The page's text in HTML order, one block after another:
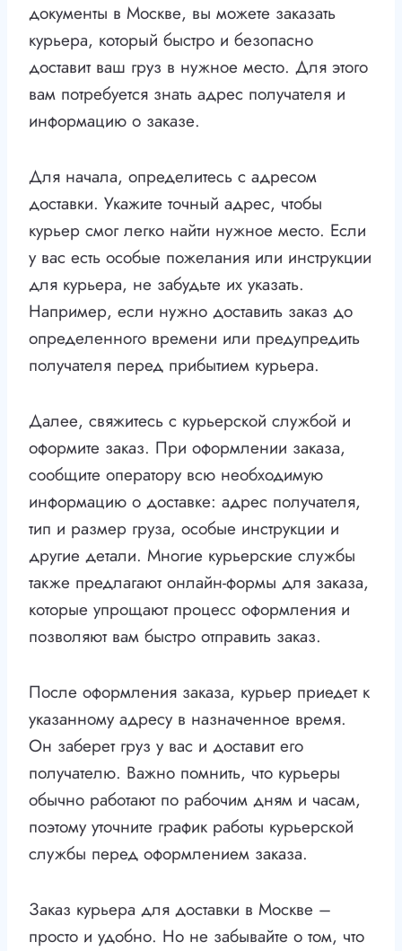
документы в Москве, вы можете заказать
курьера, который быстро и безопасно
доставит ваш груз в нужное место. Для этого
вам потребуется знать адрес получателя и
информацию о заказе.
Для начала, определитесь с адресом
доставки. Укажите точный адрес, чтобы
курьер смог легко найти нужное место. Если
у вас есть особые пожелания или инструкции
для курьера, не забудьте их указать.
Например, если нужно доставить заказ до
определенного времени или предупредить
получателя перед прибытием курьера.
Далее, свяжитесь с курьерской службой и
оформите заказ. При оформлении заказа,
сообщите оператору всю необходимую
информацию о доставке: адрес получателя,
тип и размер груза, особые инструкции и
другие детали. Многие курьерские службы
также предлагают онлайн-формы для заказа,
которые упрощают процесс оформления и
позволяют вам быстро отправить заказ.
После оформления заказа, курьер приедет к
указанному адресу в назначенное время.
Он заберет груз у вас и доставит его
получателю. Важно помнить, что курьеры
обычно работают по рабочим дням и часам,
поэтому уточните график работы курьерской
службы перед оформлением заказа.
Заказ курьера для доставки в Москве –
просто и удобно. Но не забывайте о том, что